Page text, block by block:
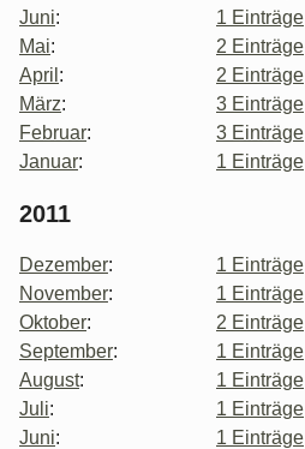
Juni:
1 Einträge
Mai:
2 Einträge
April :
2 Einträge
März:
3 Einträge
Februar:
3 Einträge
Januar: 1 Einträge
2011
Dezember:
1 Einträge
November:
1 Einträge
Oktober:
2 Einträge
September:
1 Einträge
August:
1 Einträge
Juli:
1 Einträge
Juni:
1 Einträge